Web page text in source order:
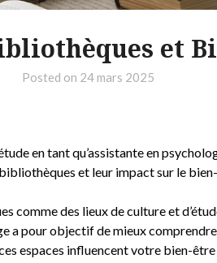
et
Posted on 24 mars 2025
en tant qu’assistante en
et leur impact sur le
comme des lieux de culture et
a pour objectif de mieux
espaces influencent votre bien-